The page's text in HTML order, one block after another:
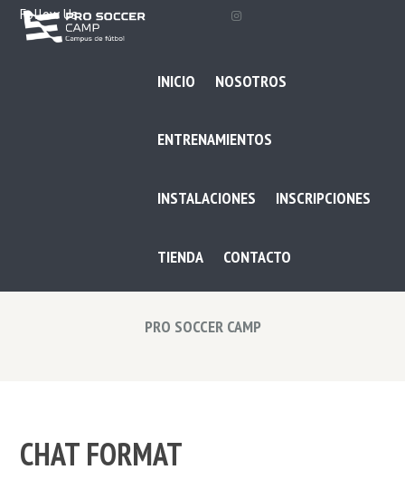
Follow Us
INICIO NOSOTROS
ENTRENAMIENTOS
INSTALACIONES INSCRIPCIONES
TIENDA CONTACTO
PRO SOCCER CAMP
CHAT FORMAT